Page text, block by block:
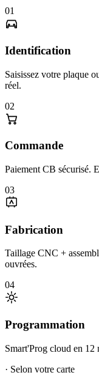
01
Identification
Saisissez votre plaque
réel.
02
Commande
Paiement CB sécurisé.
03
Fabrication
Taillage CNC +
ouvrées.
04
Programmation
Smart'Prog cloud en
· Selon votre carte